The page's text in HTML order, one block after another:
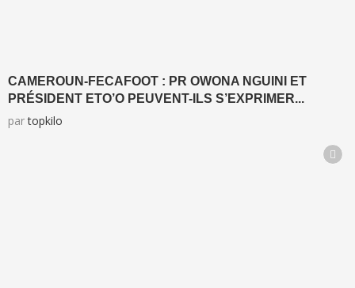
CAMEROUN-FECAFOOT : PR OWONA NGUINI ET
PRÉSIDENT ETO’O PEUVENT-ILS S’EXPRIMER...
partopkilo